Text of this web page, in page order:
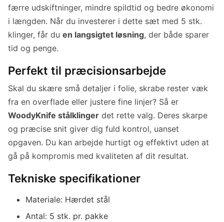
færre udskiftninger, mindre spildtid og bedre økonomi
i længden. Når du investerer i dette sæt med 5 stk.
klinger, får du en langsigtet løsning, der både sparer
tid og penge.
Perfekt til præcisionsarbejde
Skal du skære små detaljer i folie, skrabe rester væk
fra en overflade eller justere fine linjer? Så er
WoodyKnife stålklinger det rette valg. Deres skarpe
og præcise snit giver dig fuld kontrol, uanset
opgaven. Du kan arbejde hurtigt og effektivt uden at
gå på kompromis med kvaliteten af dit resultat.
Tekniske specifikationer
Materiale: Hærdet stål
Antal: 5 stk. pr. pakke